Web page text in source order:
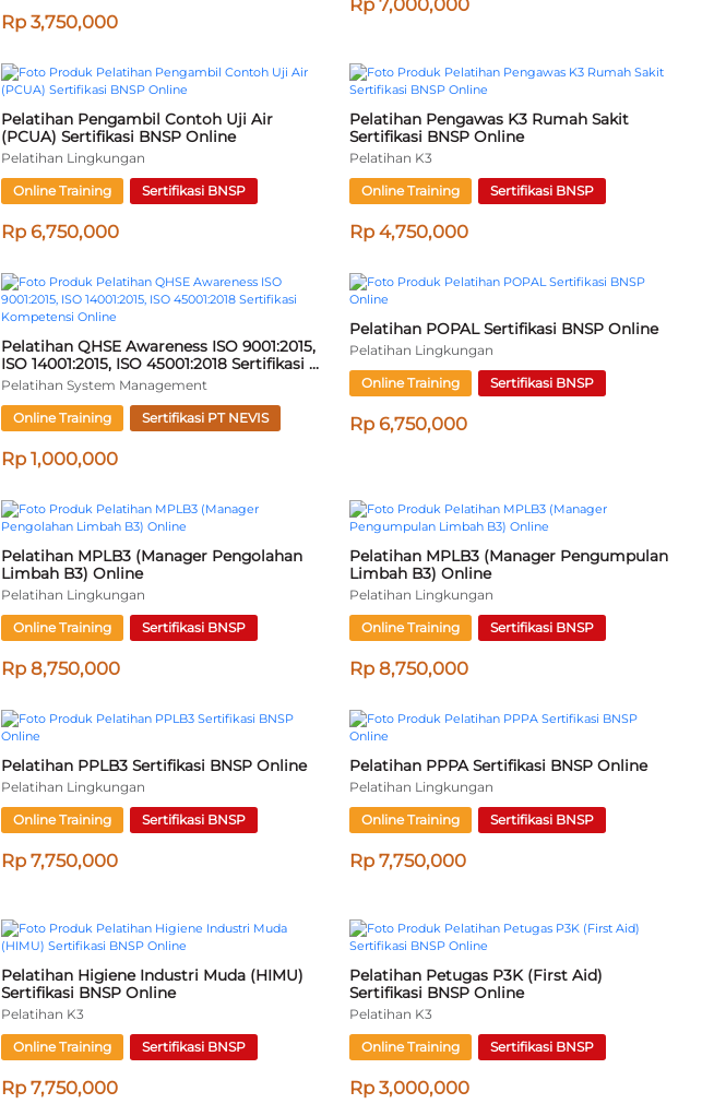
Online Training
Rp 6,500,000 Rp 4,000,000
Pelatihan Accident Investigation Sertifikasi
BNSP Online
Pelatihan K3
Online Training
Rp 3,750,000
Pelatihan Pengawas K3 Laboratorium
Sertifikasi BNSP Online
Pelatihan K3
Online Training
Rp 5,250,000
Pelatihan Safety Inspector Sertifikasi BNSP
Online
Online Training
Rp 3,750,000
Pelatihan HAZOPs Sertifikasi BNSP Online
Online Training
Sertifikasi BNSP
Rp 7,000,000
Pelatihan Pengambil Contoh Uji Air
Online Training
Sertifikasi BNSP
Rp 6,750,000
Pelatihan Pengawas K3 Rumah Sakit
Online Training
Rp 4,750,000
Pelatihan POPAL Sertifikasi BNSP Online